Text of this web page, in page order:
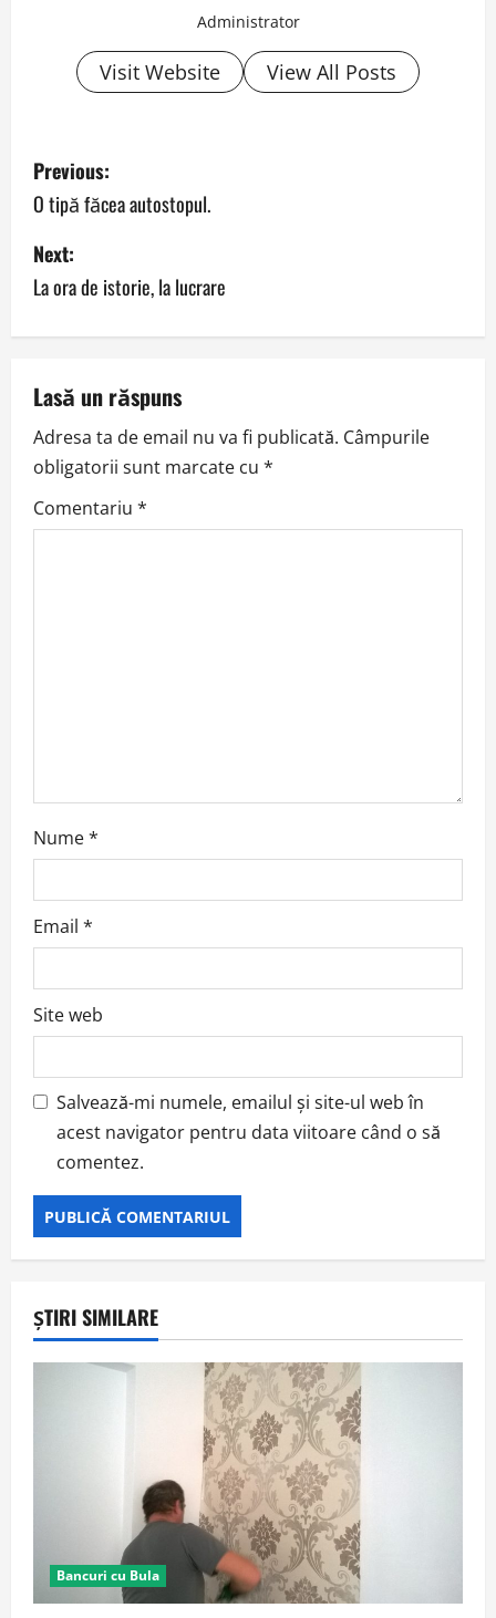
Administrator
Visit Website View All Posts
P
o
s
t
n
a
v
i
g
Previous:
O tipă făcea autostopul.
Next:
La ora de istorie, la lucrare
Lasă un răspuns
Adresa ta de email nu va fi publicată. Câmpurile
obligatorii sunt marcate cu *
Comentariu *
Nume*
Email *
Site web
Salvează-mi numele, emailul și site-ul web în
acest navigator pentru data viitoare când o să
comentez.
ȘTIRI SIMILARE
Bancuri cu Bula